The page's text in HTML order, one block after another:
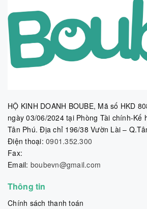
HỘ KINH DOANH BOUBE, Mã số HKD
ngày 03/06/2024 tại Phòng Tài chính-Kế
Tân Phú. Địa chỉ 196/38 Vườn Lài –
Điện thoại: 0901.352.300
Fax:
Email: boubevn@gmail.com
Thông tin
Chính sách thanh toán